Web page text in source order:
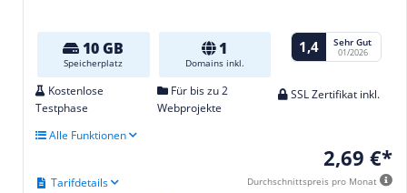
10 GB
Speicherplatz
1
Domains inkl.
1,4 Sehr Gut
01/2026
Kostenlose
Testphase
Für bis zu 2
Webprojekte
SSL Zertifikat inkl.
Alle Funktionen
2,69 €*
Durchschnittspreis pro Monat
Tarifdetails